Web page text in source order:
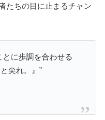
たちの目に止まるチャン
とに歩調を合わせる
尖れ。』”